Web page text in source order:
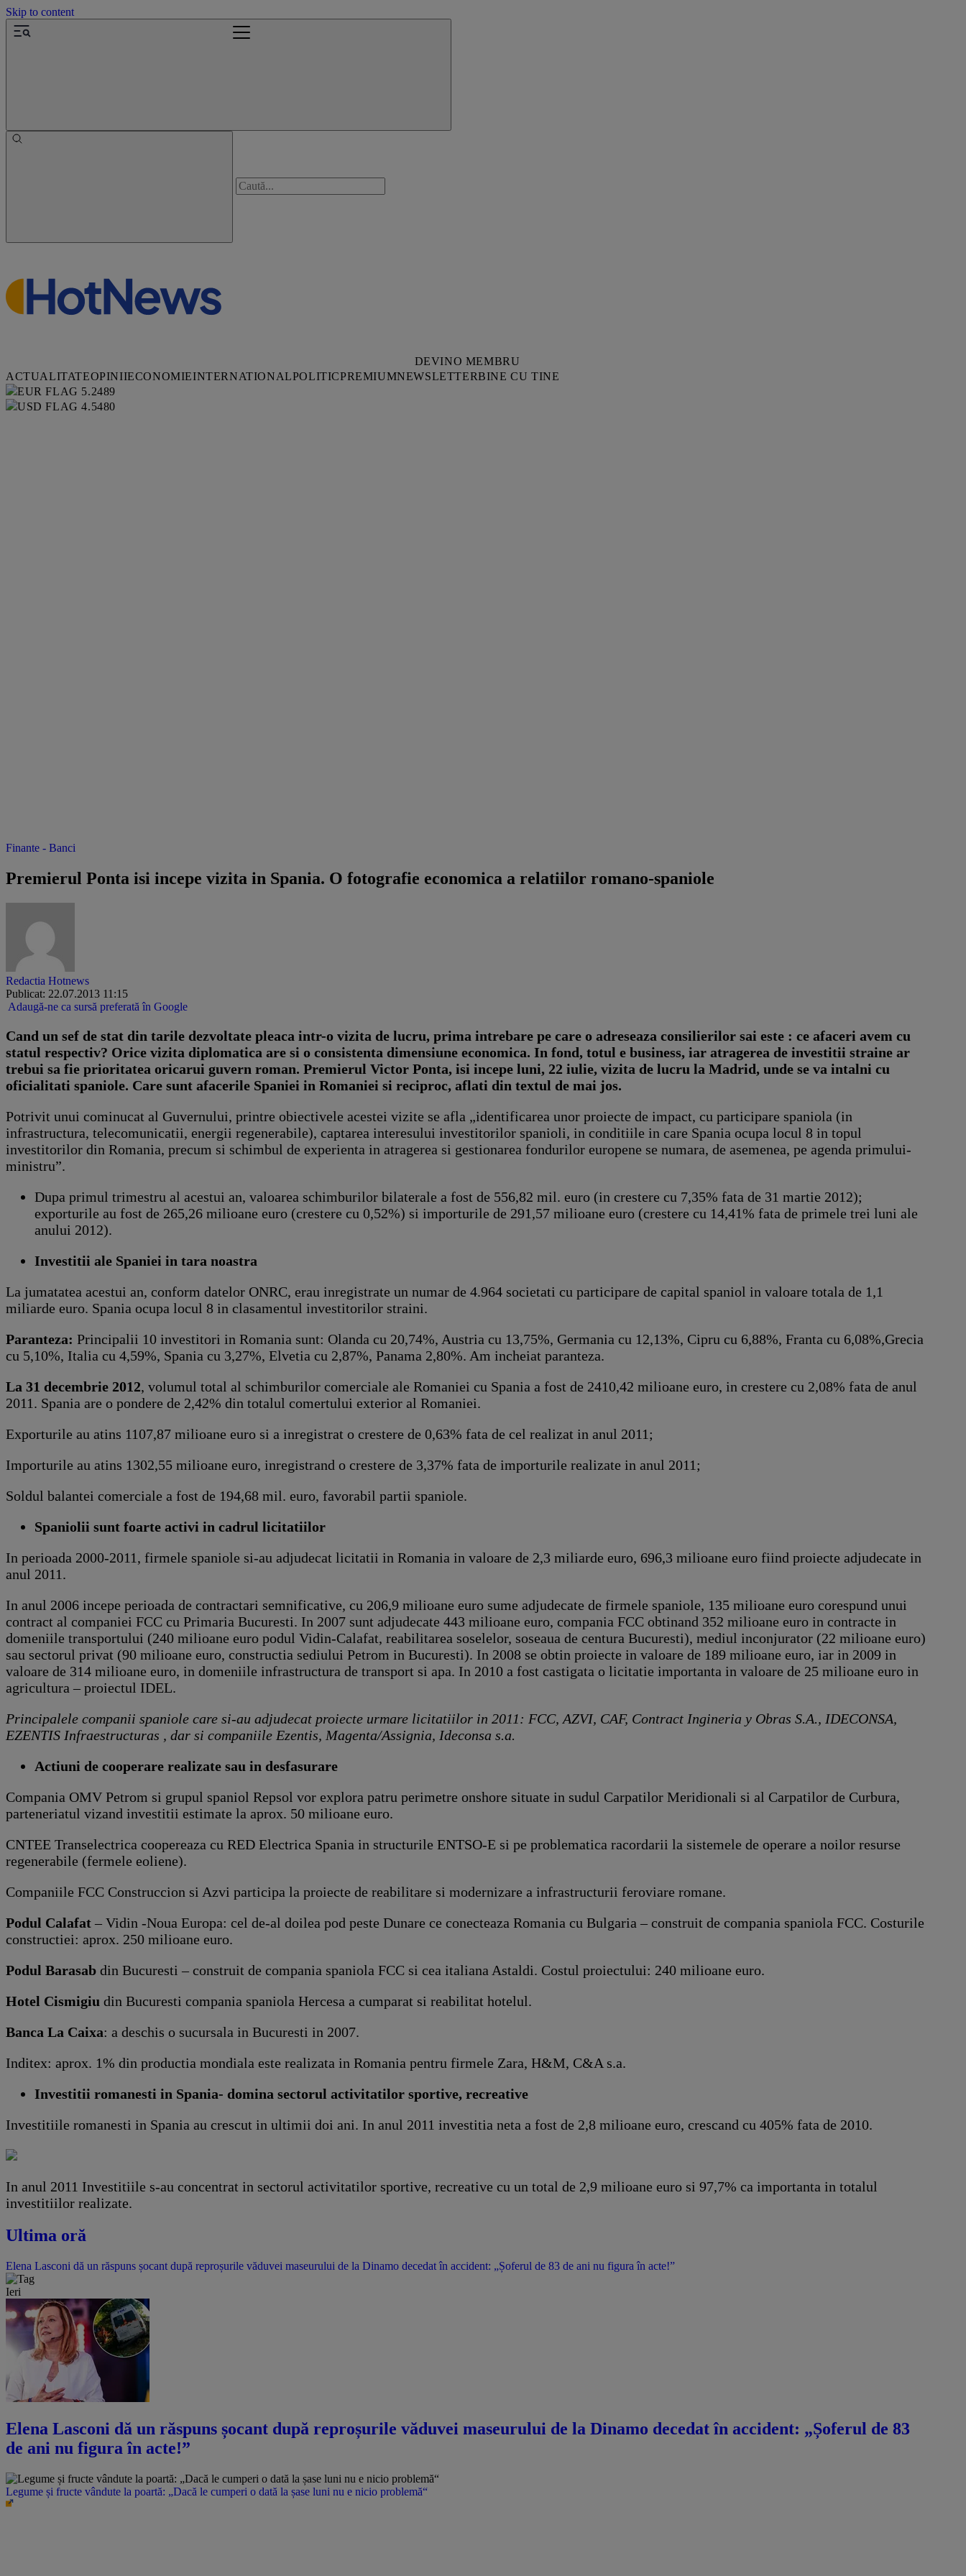
Skip to content
DEVINO MEMBRU
ACTUALITATEOPINIIECONOMIEINTERNATIONALPOLITICPREMIUMNEWSLETTERBINE CU TINE
5.2489
4.5480
Finante - Banci
Premierul Ponta isi incepe vizita in Spania. O fotografie economica a relatiilor romano-spaniole
Redactia Hotnews
Publicat: 22.07.2013 11:15
Adaugă-ne ca sursă preferată în Google
Cand un sef de stat din tarile dezvoltate pleaca intr-o vizita de lucru, prima intrebare pe care o adreseaza consilierilor sai este : ce afaceri avem cu
statul respectiv? Orice vizita diplomatica are si o consistenta dimensiune economica. In fond, totul e business, iar atragerea de investitii straine ar
trebui sa fie prioritatea oricarui guvern roman. Premierul Victor Ponta, isi incepe luni, 22 iulie, vizita de lucru la Madrid, unde se va intalni cu
oficialitati spaniole. Care sunt afacerile Spaniei in Romaniei si reciproc, aflati din textul de mai jos.
Potrivit unui cominucat al Guvernului, printre obiectivele acestei vizite se afla „identificarea unor proiecte de impact, cu participare spaniola (in
infrastructura, telecomunicatii, energii regenerabile), captarea interesului investitorilor spanioli, in conditiile in care Spania ocupa locul 8 in topul
investitorilor din Romania, precum si schimbul de experienta in atragerea si gestionarea fondurilor europene se numara, de asemenea, pe agenda primului-
ministru”.
Dupa primul trimestru al acestui an, valoarea schimburilor bilaterale a fost de 556,82 mil. euro (in crestere cu 7,35% fata de 31 martie 2012);
exporturile au fost de 265,26 milioane euro (crestere cu 0,52%) si importurile de 291,57 milioane euro (crestere cu 14,41% fata de primele trei luni ale
anului 2012).
Investitii ale Spaniei in tara noastra
La jumatatea acestui an, conform datelor ONRC, erau inregistrate un numar de 4.964 societati cu participare de capital spaniol in valoare totala de 1,1
miliarde euro. Spania ocupa locul 8 in clasamentul investitorilor straini.
Paranteza: Principalii 10 investitori in Romania sunt: Olanda cu 20,74%, Austria cu 13,75%, Germania cu 12,13%, Cipru cu 6,88%, Franta cu 6,08%,Grecia
cu 5,10%, Italia cu 4,59%, Spania cu 3,27%, Elvetia cu 2,87%, Panama 2,80%. Am incheiat paranteza.
La 31 decembrie 2012, volumul total al schimburilor comerciale ale Romaniei cu Spania a fost de 2410,42 milioane euro, in crestere cu 2,08% fata de anul
2011. Spania are o pondere de 2,42% din totalul comertului exterior al Romaniei.
Exporturile au atins 1107,87 milioane euro si a inregistrat o crestere de 0,63% fata de cel realizat in anul 2011;
Importurile au atins 1302,55 milioane euro, inregistrand o crestere de 3,37% fata de importurile realizate in anul 2011;
Soldul balantei comerciale a fost de 194,68 mil. euro, favorabil partii spaniole.
Spaniolii sunt foarte activi in cadrul licitatiilor
In perioada 2000-2011, firmele spaniole si-au adjudecat licitatii in Romania in valoare de 2,3 miliarde euro, 696,3 milioane euro fiind proiecte adjudecate in
anul 2011.
In anul 2006 incepe perioada de contractari semnificative, cu 206,9 milioane euro sume adjudecate de firmele spaniole, 135 milioane euro corespund unui
contract al companiei FCC cu Primaria Bucuresti. In 2007 sunt adjudecate 443 milioane euro, compania FCC obtinand 352 milioane euro in contracte in
domeniile transportului (240 milioane euro podul Vidin-Calafat, reabilitarea soselelor, soseaua de centura Bucuresti), mediul inconjurator (22 milioane euro)
sau sectorul privat (90 milioane euro, constructia sediului Petrom in Bucuresti). In 2008 se obtin proiecte in valoare de 189 milioane euro, iar in 2009 in
valoare de 314 milioane euro, in domeniile infrastructura de transport si apa. In 2010 a fost castigata o licitatie importanta in valoare de 25 milioane euro in
agricultura – proiectul IDEL.
Principalele companii spaniole care si-au adjudecat proiecte urmare licitatiilor in 2011: FCC, AZVI, CAF, Contract Ingineria y Obras S.A., IDECONSA,
EZENTIS Infraestructuras , dar si companiile Ezentis, Magenta/Assignia, Ideconsa s.a.
Actiuni de cooperare realizate sau in desfasurare
Compania OMV Petrom si grupul spaniol Repsol vor explora patru perimetre onshore situate in sudul Carpatilor Meridionali si al Carpatilor de Curbura,
parteneriatul vizand investitii estimate la aprox. 50 milioane euro.
CNTEE Transelectrica coopereaza cu RED Electrica Spania in structurile ENTSO-E si pe problematica racordarii la sistemele de operare a noilor resurse
regenerabile (fermele eoliene).
Companiile FCC Construccion si Azvi participa la proiecte de reabilitare si modernizare a infrastructurii feroviare romane.
Podul Calafat – Vidin -Noua Europa: cel de-al doilea pod peste Dunare ce conecteaza Romania cu Bulgaria – construit de compania spaniola FCC. Costurile
constructiei: aprox. 250 milioane euro.
Podul Barasab din Bucuresti – construit de compania spaniola FCC si cea italiana Astaldi. Costul proiectului: 240 milioane euro.
Hotel Cismigiu din Bucuresti compania spaniola Hercesa a cumparat si reabilitat hotelul.
Banca La Caixa: a deschis o sucursala in Bucuresti in 2007.
Inditex: aprox. 1% din productia mondiala este realizata in Romania pentru firmele Zara, H&M, C&A s.a.
Investitii romanesti in Spania- domina sectorul activitatilor sportive, recreative
Investitiile romanesti in Spania au crescut in ultimii doi ani. In anul 2011 investitia neta a fost de 2,8 milioane euro, crescand cu 405% fata de 2010.
In anul 2011 Investitiile s-au concentrat in sectorul activitatilor sportive, recreative cu un total de 2,9 milioane euro si 97,7% ca importanta in totalul
investitiilor realizate.
Ultima oră
Elena Lasconi dă un răspuns șocant după reproșurile văduvei maseurului de la Dinamo decedat în accident: „Șoferul de 83 de ani nu figura în acte!”
Ieri
Elena Lasconi dă un răspuns șocant după reproșurile văduvei maseurului de la Dinamo decedat în accident: „Șoferul de 83
de ani nu figura în acte!”
Legume și fructe vândute la poartă: „Dacă le cumperi o dată la șase luni nu e nicio problemă“